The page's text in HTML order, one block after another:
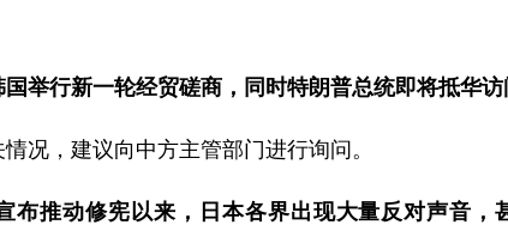
举行新一轮经贸磋商，同时特朗普总统即将抵华
况，建议向中方主管部门进行询问。
布推动修宪以来，日本各界出现大量反对声音